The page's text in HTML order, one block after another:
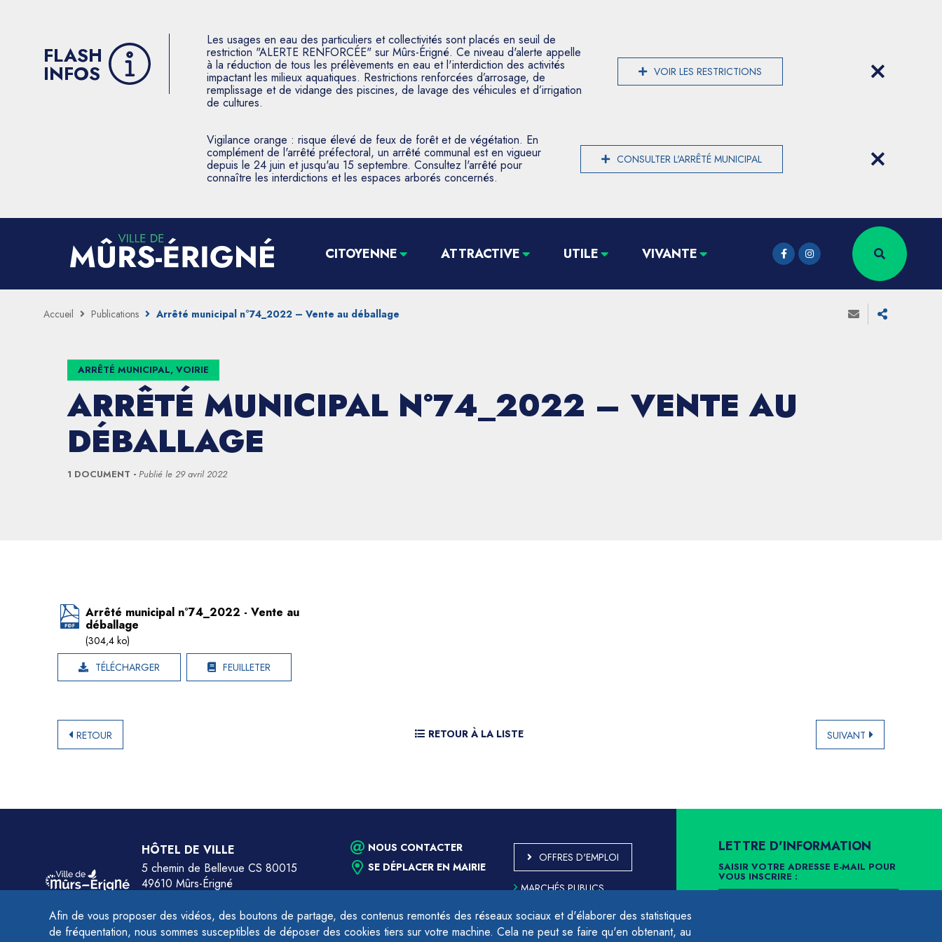
Afin de vous proposer des vidéos, des boutons de partage, des contenus remontés des réseaux sociaux et d'élaborer des statistiques
de fréquentation, nous sommes susceptibles de déposer des cookies tiers sur votre machine. Cela ne peut se faire qu'en obtenant, au
FLASH
INFOS
Les usages en eau des particuliers et collectivités sont placés en seuil de
restriction "ALERTE RENFORCÉE" sur Mûrs-Érigné. Ce niveau d'alerte appelle
à la réduction de tous les prélèvements en eau et l'interdiction des activités
impactant les milieux aquatiques. Restrictions renforcées d’arrosage, de
remplissage et de vidange des piscines, de lavage des véhicules et d’irrigation
de cultures.
VOIR LES RESTRICTIONS
Vigilance orange : risque élevé de feux de forêt et de végétation. En
complément de l'arrêté préfectoral, un arrêté communal est en vigueur
depuis le 24 juin et jusqu'au 15 septembre. Consultez l'arrêté pour
connaître les interdictions et les espaces arborés concernés.
CONSULTER L'ARRÊTÉ MUNICIPAL
CITOYENNE ATTRACTIVE UTILE VIVANTE
Accueil Publications Arrêté municipal n°74_2022 – Vente au déballage
ARRÊTÉ MUNICIPAL, VOIRIE
ARRÊTÉ MUNICIPAL N°74_2022 – VENTE AU
DÉBALLAGE
1 DOCUMENT Publié le 29 avril 2022
Arrêté municipal n°74_2022 - Vente au
déballage
(304,4 ko)
TÉLÉCHARGER
FEUILLETER
RETOUR RETOUR À LA LISTE SUIVANT
HÔTEL DE VILLE
5 chemin de Bellevue CS 80015
49610 Mûrs-Érigné
Du lundi au jeudi de 9h à 12h et de 14h à 17h.
NOUS CONTACTER
SE DÉPLACER EN MAIRIE
OFFRES D'EMPLOI
MARCHÉS PUBLICS
CONFORME
PLAN DU SITE
LETTRE D'INFORMATION
SAISIR VOTRE ADRESSE E-MAIL POUR
VOUS INSCRIRE :